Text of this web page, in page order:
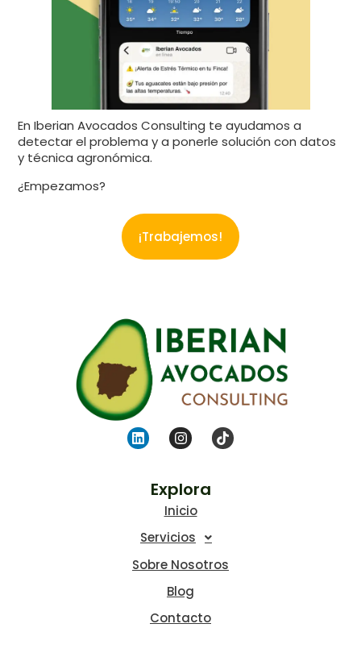
En Iberian Avocados Consulting te ayudamos a
detectar el problema y a ponerle solución con datos
y técnica agronómica.
¿Empezamos?
¡Trabajemos!
Explora
Inicio
Servicios
Sobre Nosotros
Blog
Contacto